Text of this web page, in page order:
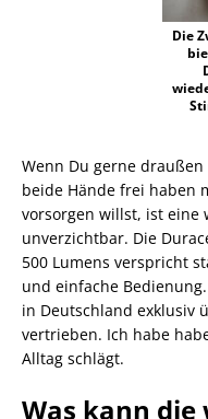
Die
Wenn Du gerne
beide Hände frei haben
vorsorgen willst, ist eine
unverzichtbar. Die
500 Lumens verspricht
und einfache Bedienung.
in Deutschland exklusiv
vertrieben. Ich habe
Alltag schlägt.
Was kann